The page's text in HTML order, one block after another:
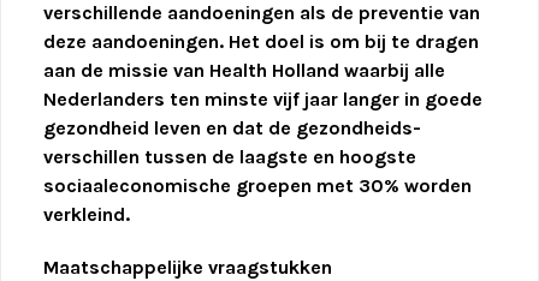
verschillende aandoeningen als de preventie van
deze aandoeningen. Het doel is om bij te dragen
aan de missie van Health Holland waarbij alle
Nederlanders ten minste vijf jaar langer in goede
gezondheid leven en dat de gezondheids-
verschillen tussen de laagste en hoogste
sociaaleconomische groepen met 30% worden
verkleind.
Maatschappelijke vraagstukken